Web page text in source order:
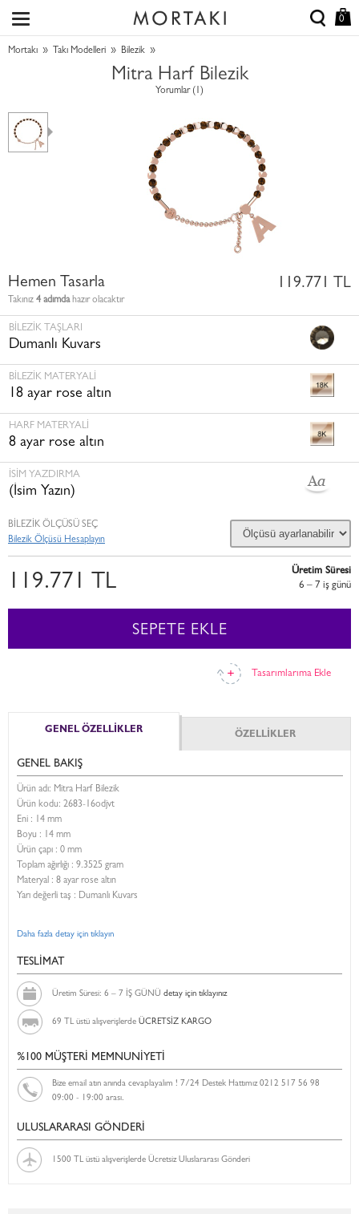
0
Mortakı » Takı Modelleri » Bilezik »
Mitra Harf Bilezik
Yorumlar (1)
Hemen Tasarla
Takınız 4 adımdahazır olacaktır
119.771 TL
BILEZIK TAŞLARI
Dumanlı Kuvars
BILEZIK MATERYALI
18 ayar rose altın
HARF MATERYALI
8 ayar rose altın
İSİM YAZDIRMA
(İsim Yazın)
Tasarımlarıma Ekle
BİLEZİK ÖLÇÜSÜ SEÇ
Bilezik Ölçüsü Hesaplayın
119.771 TL
Üretim Süresi
6 – 7 i̇ş günü
SEPETE EKLE
GENEL ÖZELLİKLER ÖZELLİKLER
GENEL BAKIŞ
Ürün adı: Mitra Harf Bilezik
Ürün kodu: 2683-16odjvt
Eni : 14 mm
Boyu : 14 mm
Ürün çapı : 0 mm
Toplam ağırlığı : 9.3525 gram
Materyal : 8 ayar rose altın
Yarı değerli taş : Dumanlı Kuvars
Daha fazla detay için tıklayın
TESLİMAT
Üretim Süresi: 6 – 7 İŞ GÜNÜ detay için tıklayınız
69 TL üstü alışverişlerde ÜCRETSİZ KARGO
%100 MÜŞTERİ MEMNUNİYETİ
Bize email atın anında cevaplayalım ! 7/24 Destek Hattımız 0212 517 56 98
09:00 - 19:00 arası.
ULUSLARARASI GÖNDERİ
1500 TL üstü alışverişlerde Ücretsiz Uluslararası Gönderi